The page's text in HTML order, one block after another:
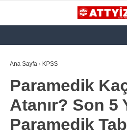
KATEGORİLER
GÜNDEM
112 ACİL
Ana Sayfa › KPSS
Paramedik
Atanır? Son 5
Paramedik